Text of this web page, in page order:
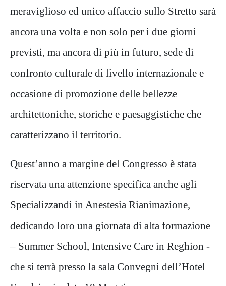
meraviglioso ed unico affaccio sullo Stretto sarà
ancora una volta e non solo per i due giorni
previsti, ma ancora di più in futuro, sede di
confronto culturale di livello internazionale e
occasione di promozione delle bellezze
architettoniche, storiche e paesaggistiche che
caratterizzano il territorio.
Quest’anno a margine del Congresso è stata
riservata una attenzione specifica anche agli
Specializzandi in Anestesia Rianimazione,
dedicando loro una giornata di alta formazione
– Summer School, Intensive Care in Reghion -
che si terrà presso la sala Convegni dell’Hotel